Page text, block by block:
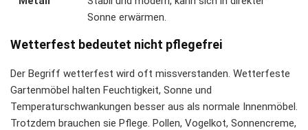
Sonne erwärmen.
Wetterfest bedeutet nicht pflegefrei
Der Begriff wetterfest wird oft missverstanden. Wetterfeste
Gartenmöbel halten Feuchtigkeit, Sonne und
Temperaturschwankungen besser aus als normale Innenmöbel.
Trotzdem brauchen sie Pflege. Pollen, Vogelkot, Sonnencreme,